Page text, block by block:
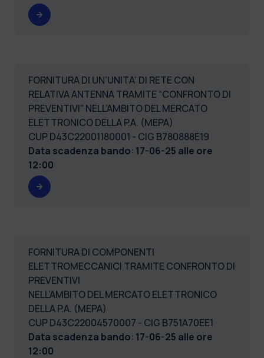
FORNITURA DI UN’UNITA’ DI RETE CON
RELATIVA ANTENNA TRAMITE “CONFRONTO DI
PREVENTIVI” NELL’AMBITO DEL MERCATO
ELETTRONICO DELLA P.A. (MEPA)
CUP D43C22001180001 - CIG B780888E19
Data scadenza bando: 17-06-25 alle ore
12:00
FORNITURA DI COMPONENTI
ELETTROMECCANICI TRAMITE CONFRONTO DI
PREVENTIVI
NELL’AMBITO DEL MERCATO ELETTRONICO
DELLA P.A. (MEPA)
CUP D43C22004570007 - CIG B751A70EE1
Data scadenza bando: 17-06-25 alle ore
12:00